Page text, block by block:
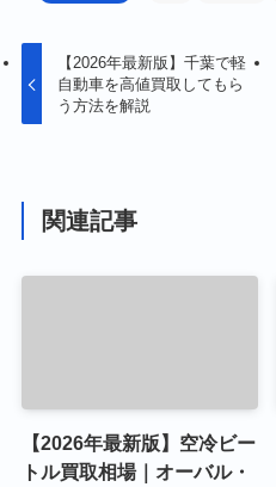
【2026年最新版】千葉で軽
自動車を高値買取してもら
う方法を解説
関連記事
【2026年最新版】空冷ビー
トル買取相場｜オーバル・